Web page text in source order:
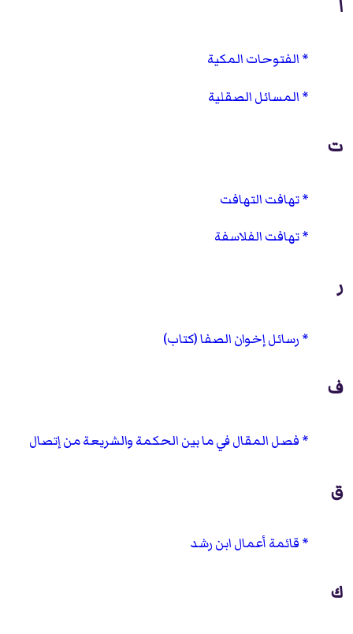
ا
الفتوحات المكية
المسائل الصقلية
ت
تهافت التهافت
تهافت الفلاسفة
ر
رسائل إخوان الصفا (كتاب)
ف
فصل المقال في ما بين الحكمة والشريعة من إتصال
ق
قائمة أعمال ابن رشد
ك